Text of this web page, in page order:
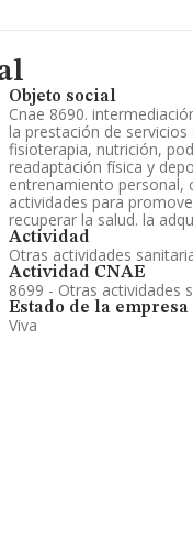
Objeto social
Cnae 8690.
la prestación de
fisioterapia, nutrición,
readaptación física y
entrenamiento personal,
actividades para
recuperar la salud. la
Actividad
Otras actividades
Actividad CNAE
8699 - Otras actividades
Estado de la empresa
Viva